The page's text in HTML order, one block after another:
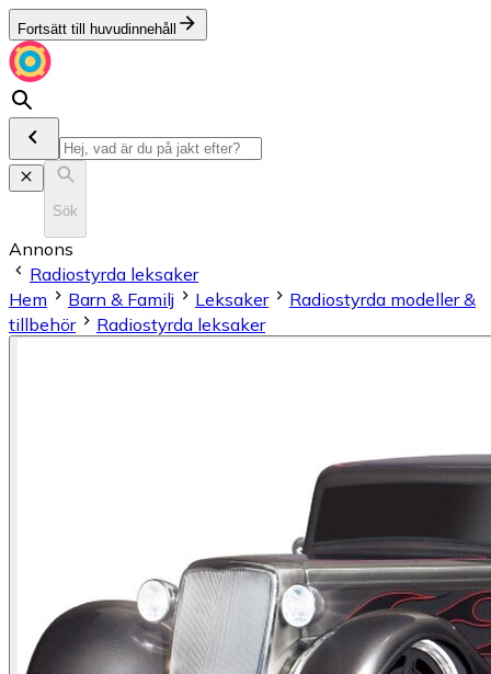
Fortsätt till huvudinnehåll
Sök
Annons
Radiostyrda leksaker
Hem
Barn & Familj Leksaker
Radiostyrda modeller &
tillbehör
Radiostyrda leksaker